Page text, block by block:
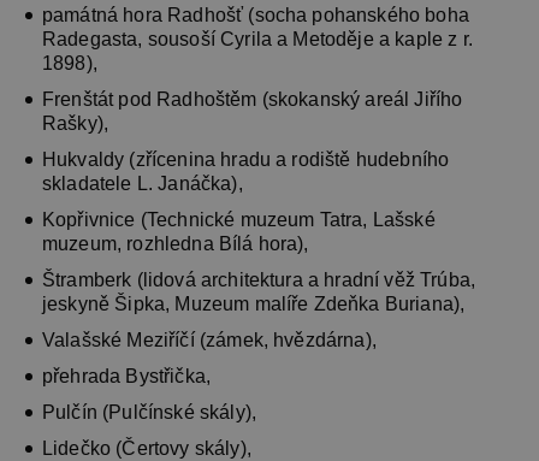
památná hora Radhošť (socha pohanského boha
Radegasta, sousoší Cyrila a Metoděje a kaple z r.
1898),
Frenštát pod Radhoštěm (skokanský areál Jiřího
Rašky),
Hukvaldy (zřícenina hradu a rodiště hudebního
skladatele L. Janáčka),
Kopřivnice (Technické muzeum Tatra, Lašské
muzeum, rozhledna Bílá hora),
Štramberk (lidová architektura a hradní věž Trúba,
jeskyně Šipka, Muzeum malíře Zdeňka Buriana),
Valašské Meziříčí (zámek, hvězdárna),
přehrada Bystřička,
Pulčín (Pulčínské skály),
Lidečko (Čertovy skály),